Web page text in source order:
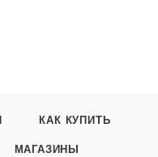
КАК КУПИТЬ
МАГАЗИНЫ